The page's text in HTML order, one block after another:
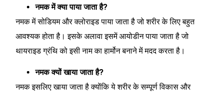
नमक में क्या पाया जाता है?
नमक में सोडियम और क्लोराइड पाया जाता है जो शरीर के लिए बहुत
आवश्यक होता है। इसके अलावा इसमें आयोडीन पाया जाता है जो
थायराइड ग्रंथि को इसी नाम का हार्मोन बनाने में मदद करता है।
नमक क्यों खाया जाता है?
नमक इसलिए खाया जाता है क्योंकि ये शरीर के सम्पूर्ण विकास और